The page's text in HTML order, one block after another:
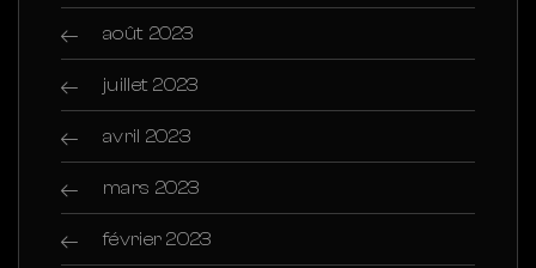
août 2023
juillet 2023
avril 2023
mars 2023
février 2023